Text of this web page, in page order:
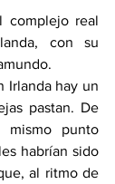
complejo real
con su
Irlanda hay un
pastan. De
mismo punto
habrían sido
al ritmo de